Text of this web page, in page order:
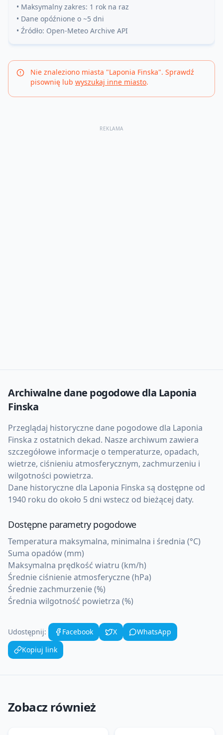
• Maksymalny zakres: 1 rok na raz
• Dane opóźnione o ~5 dni
• Źródło: Open-Meteo Archive API
Nie znaleziono miasta "Laponia Finska". Sprawdź
pisownię lub wyszukaj inne miasto.
REKLAMA
Archiwalne dane pogodowe dla Laponia
Finska
Przeglądaj historyczne dane pogodowe dla Laponia
Finska z ostatnich dekad. Nasze archiwum zawiera
szczegółowe informacje o temperaturze, opadach,
wietrze, ciśnieniu atmosferycznym, zachmurzeniu i
wilgotności powietrza.
Dane historyczne dla Laponia Finska są dostępne od
1940 roku do około 5 dni wstecz od bieżącej daty.
Dostępne parametry pogodowe
Temperatura maksymalna, minimalna i średnia (°C)
Suma opadów (mm)
Maksymalna prędkość wiatru (km/h)
Średnie ciśnienie atmosferyczne (hPa)
Średnie zachmurzenie (%)
Średnia wilgotność powietrza (%)
Udostępnij: Facebook X
WhatsApp
Kopiuj link
Zobacz również